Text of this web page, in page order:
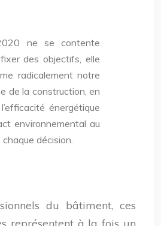
ne se contente
des objectifs, elle
radicalement notre
de la construction, en
énergétique
environnemental au
décision.
du bâtiment, ces